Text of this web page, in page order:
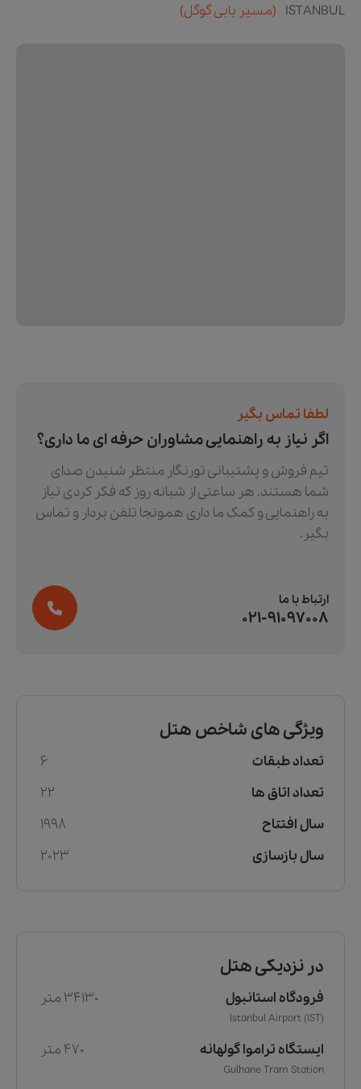
ISTANBUL (مسیر یابی گوگل)
لطفا تماس بگیر
اگر نیاز به راهنمایی مشاوران حرفه ای ما داری؟
تیم فروش و پشتیبانی تورنگار منتظر شنیدن صدای
شما هستند. هر ساعتی از شبانه روز که فکر کردی نیاز
به راهنمایی و کمک ما داری همونجا تلفن بردار و تماس
بگیر.
ارتباط با ما
021-91097008
ویژگی های شاخص هتل
تعداد طبقات
6
تعداد اتاق ها
22
سال افتتاح
1998
سال بازسازی
2023
در نزدیکی هتل
فرودگاه استانبول 34130 متر
Istanbul Airport (IST)
ایستگاه تراموا گولهانه 470 متر
Gulhane Tram Station